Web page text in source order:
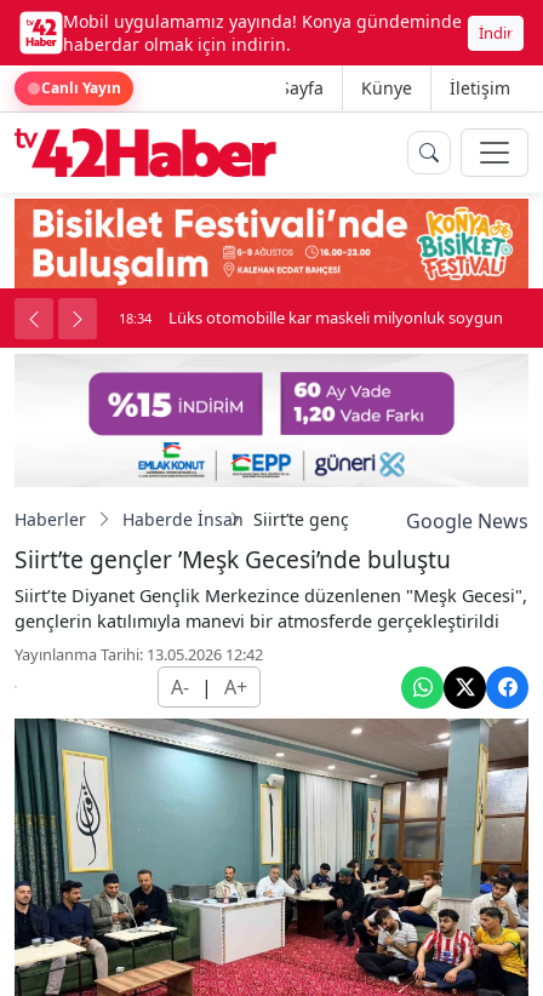
Mobil uygulamamız yayında! Konya gündeminde
haberdar olmak için indirin.
İndir
Canlı Yayın Ana Sayfa Künye İletişim
kavga çıktı 18:34 Lüks otomobille kar maskeli milyonluk soygun
Haberler Haberde İnsan Siirt’te gençler ’Meşk Gecesi’nde
Google News
Siirt’te gençler ’Meşk Gecesi’nde buluştu
Siirt’te Diyanet Gençlik Merkezince düzenlenen "Meşk Gecesi",
gençlerin katılımıyla manevi bir atmosferde gerçekleştirildi
Yayınlanma Tarihi: 13.05.2026 12:42
A- | A+